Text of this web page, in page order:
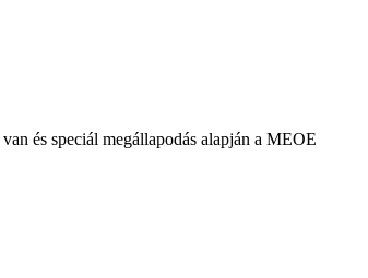
és speciál megállapodás alapján a MEOE